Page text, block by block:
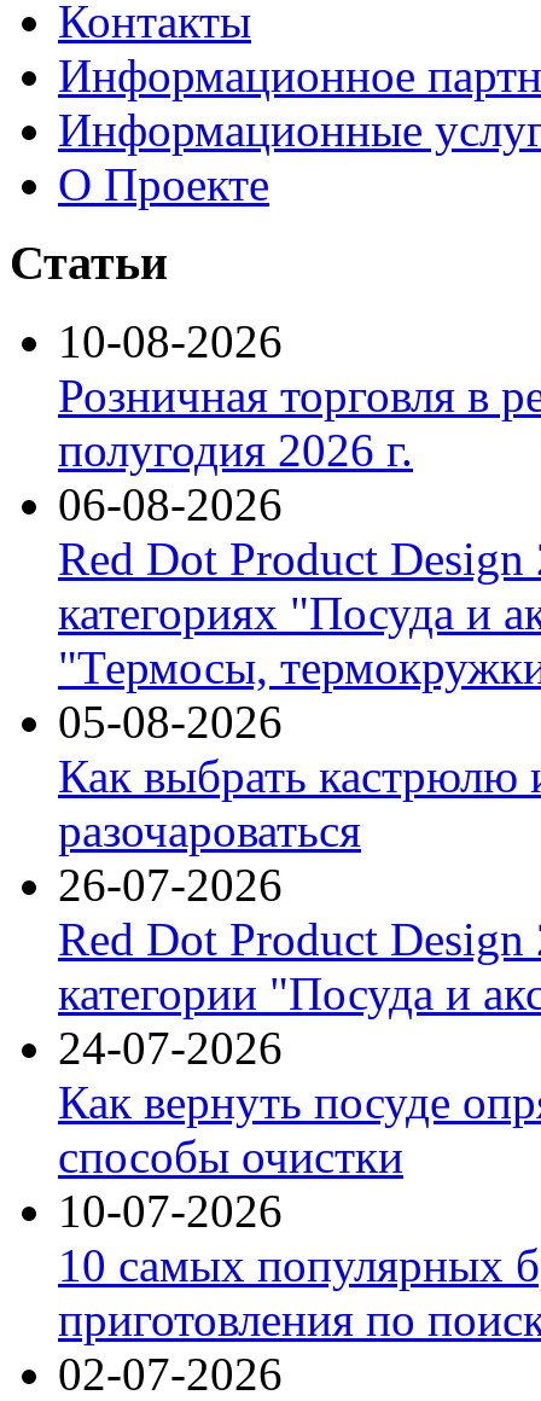
Контакты
Информационное
Информационные
О Проекте
Статьи
10-08-2026
Розничная торговля в
полугодия 2026 г.
06-08-2026
Red Dot Product Design
категориях "Посуда и
"Термосы,
05-08-2026
Как выбрать кастрюлю
разочароваться
26-07-2026
Red Dot Product Design
категории "Посуда и
24-07-2026
Как вернуть посуде
способы очистки
10-07-2026
10 самых популярных
приготовления по
02-07-2026